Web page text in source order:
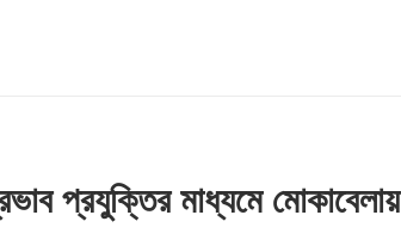
প্রযুক্তির মাধ্যমে মোকাবেলায়